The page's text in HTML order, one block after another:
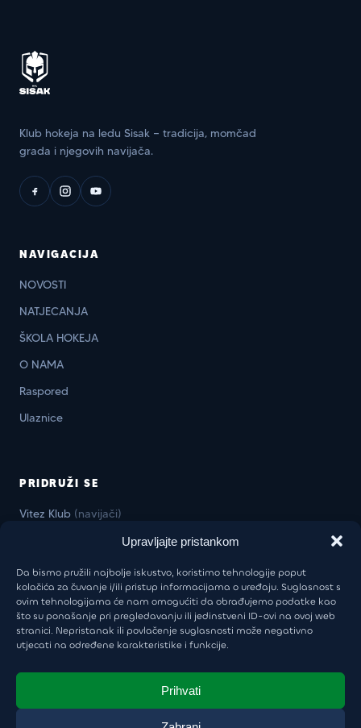
Upravljajte pristankom
Da bismo pružili najbolje iskustvo, koristimo tehnologije poput
kolačića za čuvanje i/ili pristup informacijama o uređaju. Suglasnost s
ovim tehnologijama će nam omogućiti da obrađujemo podatke kao
što su ponašanje pri pregledavanju ili jedinstveni ID-ovi na ovoj web
stranici. Nepristanak ili povlačenje suglasnosti može negativno
utjecati na određene karakteristike i funkcije.
Prihvati
Klub hokeja na ledu Sisak — tradicija, momčad
grada i njegovih navijača.
NAVIGACIJA
NOVOSTI
NATJECANJA
ŠKOLA HOKEJA
O NAMA
Raspored
Ulaznice
PRIDRUŽI SE
Vitez Klub (navijači)
(firme)
KONTAKT
Uprava:+385 98 946 5805
+385 97 6030 999